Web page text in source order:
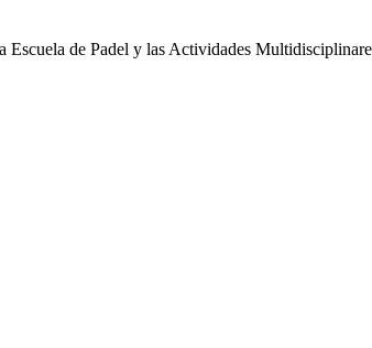
Escuela de Padel y las Actividades